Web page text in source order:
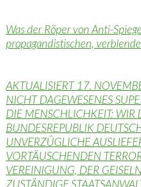
Was der Röper von Anti-
propagandistischen,
AKTUALISIERT 17.
NICHT DAGEWESENES
DIE MENSCHLICHKEIT: WIR
BUNDESREPUBLIK
UNVERZÜGLICHE
VORTÄUSCHENDEN
VEREINIGUNG, DER
ZUSTÄNDIGE